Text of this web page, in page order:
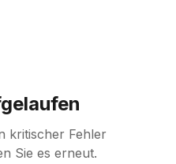
kritischer Fehler
Sie es erneut.